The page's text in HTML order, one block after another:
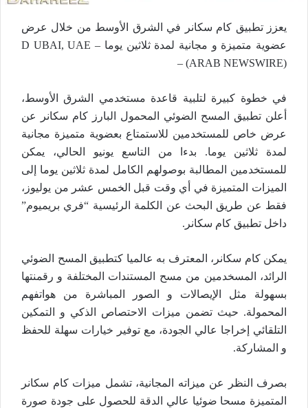
يعزز تطبيق كام سكانر في الشرق الأوسط من خلال عرض
عضوية متميزة و مجانية لمدة ثلاثين يوما D UBAI, UAE –
(ARAB NEWSWIRE) –
في خطوة كبيرة لتلبية قاعدة مستخدمي الشرق الأوسط،
أعلن تطبيق المسح الضوئي المحمول البارز كام سكانر عن
عرض خاص للمستخدمين للاستمتاع بعضوية متميزة مجانية
لمدة ثلاثين يوما. بدءا من التاسع يونيو الحالي، يمكن
للمستخدمين المطالبة بوصولهم الكامل لمدة ثلاثين يوما إلى
الميزات المتميزة في أي وقت قبل الخمس عشر من يوليوز،
فقط عن طريق البحث عن الكلمة الرئيسية “فري بريميوم”
داخل تطبيق كام سكانر.
يمكن كام سكانر، المعترف به عالميا كتطبيق المسح الضوئي
الرائد، المسخدمين من مسح المستندات المختلفة و رقمنتها
بسهولة مثل الإيصالات و الصور المباشرة من هواتفهم
المحمولة. حيث تضمن ميزات الاحتصاص الذكي و التمكين
التلقائي إخراجا عالي الجودة، مع توفير خيارات سهلة للحفظ
و المشاركة.
بصرف النظر عن ميزاته المجانية، تشمل ميزات كام سكانر
المتميزة مسحا ضوئيا عالي الدقة للحصول على جودة صورة